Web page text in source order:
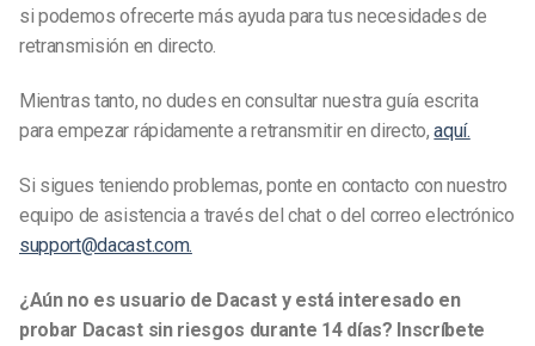
si podemos ofrecerte más ayuda para tus necesidades de
retransmisión en directo.
Mientras tanto, no dudes en consultar nuestra guía escrita
para empezar rápidamente a retransmitir en directo,aquí.
Si sigues teniendo problemas, ponte en contacto con nuestro
equipo de asistencia a través del chat o del correo electrónico
support@dacast.com.
¿Aún no es usuario de Dacast y está interesado en
probar Dacast sin riesgos durante 14 días? Inscríbete